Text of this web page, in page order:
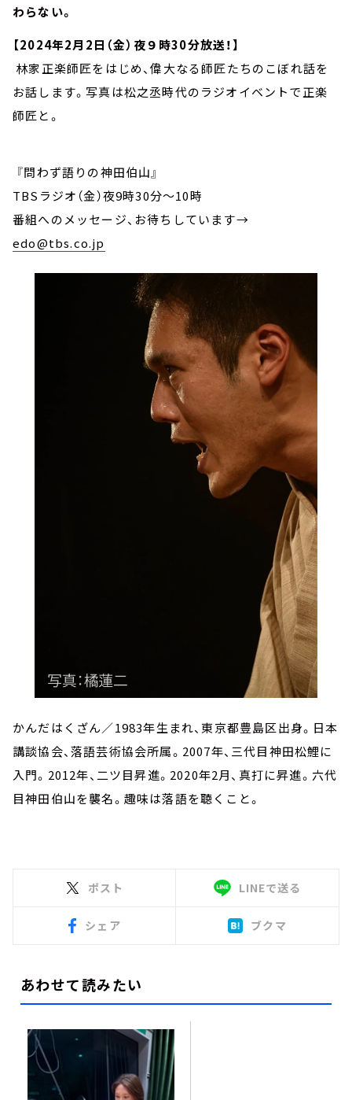
わらない。
【2024年2月2日（金）夜９時30分放送！】
林家正楽師匠をはじめ、偉大なる師匠たちのこぼれ話を
お話します。写真は松之丞時代のラジオイベントで正楽
師匠と。
『問わず語りの神田伯山』
TBSラジオ（金）夜9時30分～10時
番組へのメッセージ、お待ちしています→
edo@tbs.co.jp
かんだはくざん／1983年生まれ、東京都豊島区出身。日本
講談協会、落語芸術協会所属。2007年、三代目神田松鯉に
入門。2012年、二ツ目昇進。2020年2月、真打に昇進。六代
目神田伯山を襲名。趣味は落語を聴くこと。
ポスト LINEで送る
シェア ブクマ
あわせて読みたい